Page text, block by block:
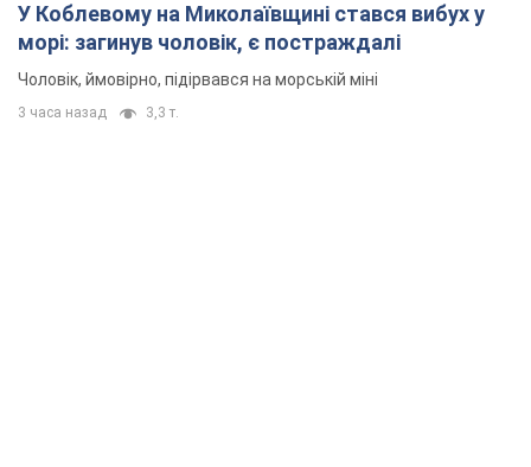
У Коблевому на Миколаївщині стався вибух у
морі: загинув чоловік, є постраждалі
Чоловік, ймовірно, підірвався на морській міні
3 часа назад 3,3 т.